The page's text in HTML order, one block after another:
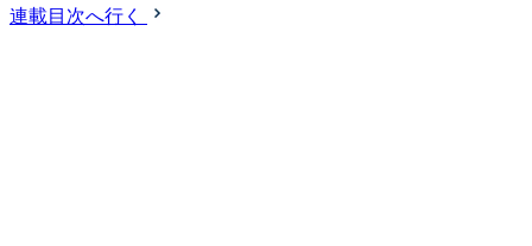
連載目次へ行く